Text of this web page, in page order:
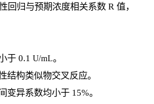
回归与预期浓度相关系数 R 值，
于0.1 U/mL。
结构类似物交叉反应。
变异系数均小于15%。